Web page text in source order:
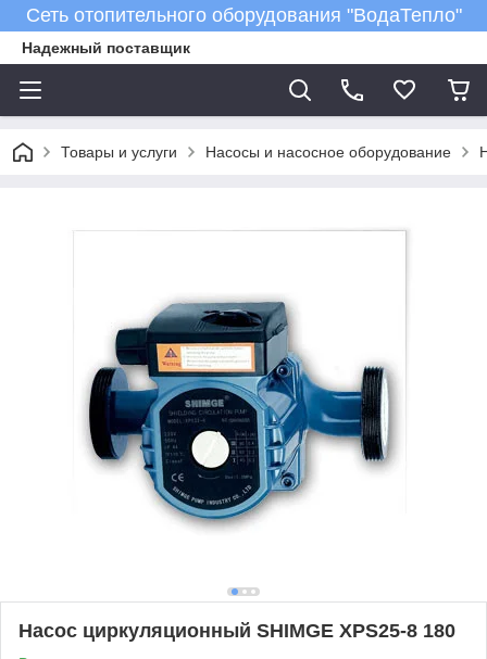
Сеть отопительного оборудования "ВодаТепло"
Надежный поставщик
Товары и услуги Насосы и насосное оборудование
Насос циркуляционный SHIMGE XPS25-8 180